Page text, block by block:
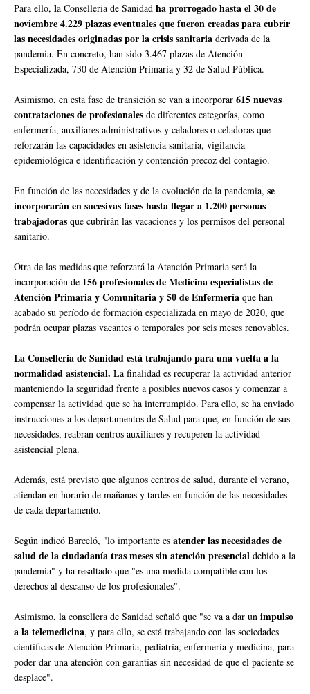
Para ello, la Conselleria de Sanidad ha prorrogado hasta el 30 de
noviembre 4.229 plazas eventuales que fueron creadas para cubrir
las necesidades originadas por la crisis sanitaria derivada de la
pandemia. En concreto, han sido 3.467 plazas de Atención
Especializada, 730 de Atención Primaria y 32 de Salud Pública.
Asimismo, en esta fase de transición se van a incorporar 615 nuevas
contrataciones de profesionales de diferentes categorías, como
enfermería, auxiliares administrativos y celadores o celadoras que
reforzarán las capacidades en asistencia sanitaria, vigilancia
epidemiológica e identificación y contención precoz del contagio.
En función de las necesidades y de la evolución de la pandemia, se
incorporarán en sucesivas fases hasta llegar a 1.200 personas
trabajadoras que cubrirán las vacaciones y los permisos del personal
sanitario.
Otra de las medidas que reforzará la Atención Primaria será la
incorporación de 156 profesionales de Medicina especialistas de
Atención Primaria y Comunitaria y 50 de Enfermería que han
acabado su período de formación especializada en mayo de 2020, que
podrán ocupar plazas vacantes o temporales por seis meses renovables.
La Conselleria de Sanidad está trabajando para una vuelta a la
normalidad asistencial. La finalidad es recuperar la actividad anterior
manteniendo la seguridad frente a posibles nuevos casos y comenzar a
compensar la actividad que se ha interrumpido. Para ello, se ha enviado
instrucciones a los departamentos de Salud para que, en función de sus
necesidades, reabran centros auxiliares y recuperen la actividad
asistencial plena.
Además, está previsto que algunos centros de salud, durante el verano,
atiendan en horario de mañanas y tardes en función de las necesidades
de cada departamento.
Según indicó Barceló, "lo importante es atender las necesidades de
salud de la ciudadanía tras meses sin atenciónpresencial debido a la
pandemia" y ha resaltado que "es una medida compatible con los
derechos al descanso de los profesionales".
Asimismo, la consellera de Sanidad señaló que "se va a dar un impulso
a la telemedicina, y para ello, se está trabajando con las sociedades
científicas de Atención Primaria, pediatría, enfermería y medicina, para
poder dar una atención con garantías sin necesidad de que el paciente se
desplace".